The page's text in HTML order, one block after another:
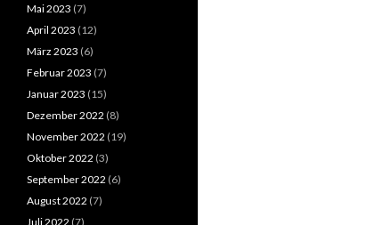
Mai 2023 (7)
April 2023 (12)
März 2023 (6)
Februar 2023 (7)
Januar 2023 (15)
Dezember 2022 (8)
November 2022 (19)
Oktober 2022 (3)
September 2022 (6)
August 2022 (7)
Juli 2022 (7)